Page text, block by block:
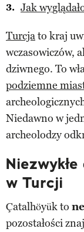
Jak
Turcjato kraj
wczasowiczów,
dziwnego. To
podziemne
Niedawno w
archeolodzy
w Turcji
Çatalhöyük to
pozostałości